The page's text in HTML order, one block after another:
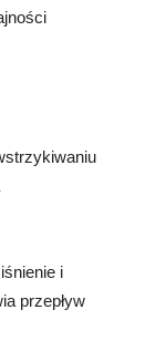
i
przepływ